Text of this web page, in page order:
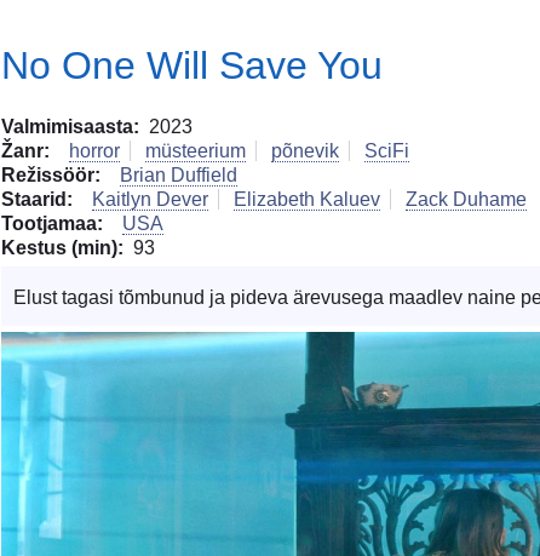
No One Will Save You
Valmimisaasta
2023
Žanr
horror müsteerium põnevik
SciFi
Režissöör
Brian Duffield
Staarid
Kaitlyn Dever Elizabeth Kaluev
Zack Duhame
Tootjamaa
USA
Kestus (min)
93
Elust tagasi tõmbunud ja pideva ärevusega maadlev naine
Image